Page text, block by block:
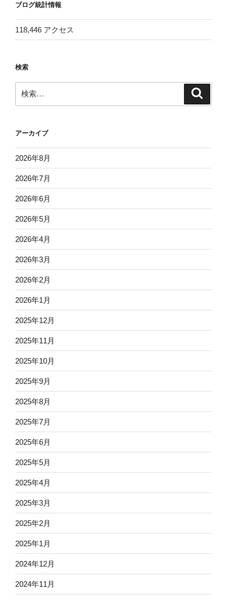
ブログ統計情報
118,446 アクセス
検索
索:
アーカイブ
2026年8月
2026年7月
2026年6月
2026年5月
2026年4月
2026年3月
2026年2月
2026年1月
2025年12月
2025年11月
2025年10月
2025年9月
2025年8月
2025年7月
2025年6月
2025年5月
2025年4月
2025年3月
2025年2月
2025年1月
2024年12月
2024年11月